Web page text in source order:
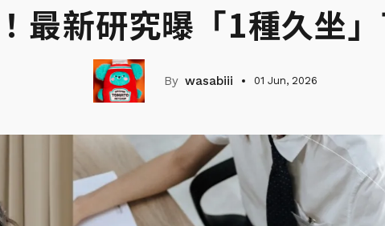
最新研究曝「1種久坐
wasabiii 01 Jun, 2026